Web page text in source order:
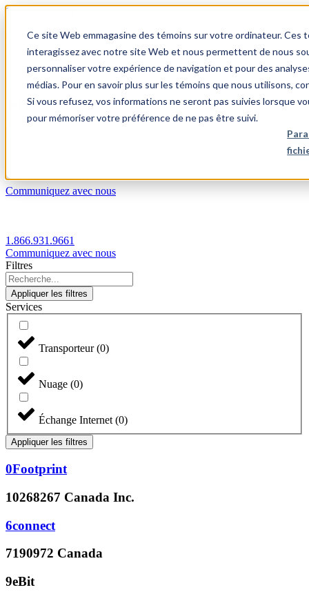
Ce site Web emmagasine des témoins sur votre ordinateur.
interagissez avec notre site Web et nous permettent de nous
personnaliser votre expérience de navigation et pour des
médias. Pour en savoir plus sur les témoins que nous utilisons,
Si vous refusez, vos informations ne seront pas suivies lorsque
pour mémoriser votre préférence de ne pas être suivi.
1.866.931.9661
Login
FR
Communiquez avec nous
1.866.931.9661
Communiquez avec nous
Filtres
Appliquer les filtres
Services
Transporteur(0)
Nuage (0)
Échange Internet (0)
Appliquer les filtres
0Footprint
10268267 Canada Inc.
6connect
7190972 Canada
9eBit